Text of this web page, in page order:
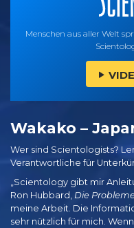
Menschen aus aller Welt
Wakako –
Wer sind Scientologists?
Verantwortliche für
„Scientology gibt mir
Ron Hubbard, Die
meine Arbeit. Die
sehr nützlich für mich.